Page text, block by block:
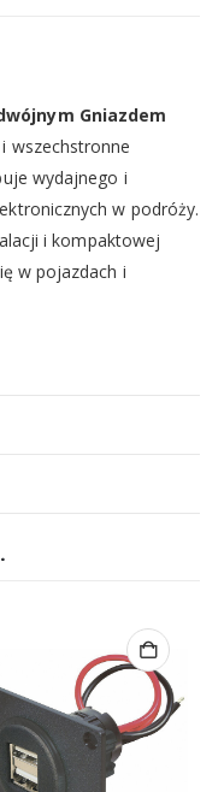
Gniazdem
wszechstronne
wydajnego i
w podróży.
i kompaktowej
w pojazdach i